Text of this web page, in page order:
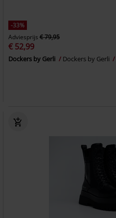
-33%
Adviesprijs € 79,95
€ 52,99
Dockers by Gerli Dockers by Gerli